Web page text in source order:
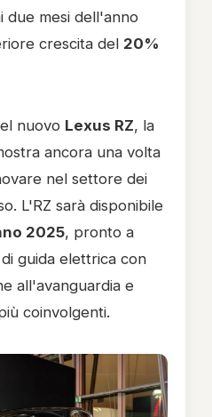
due mesi dell'anno
crescita del 20%
nuovo Lexus RZ, la
ancora una volta
nel settore dei
L'RZ sarà disponibile
2025, pronto a
guida elettrica con
all'avanguardia e
coinvolgenti.